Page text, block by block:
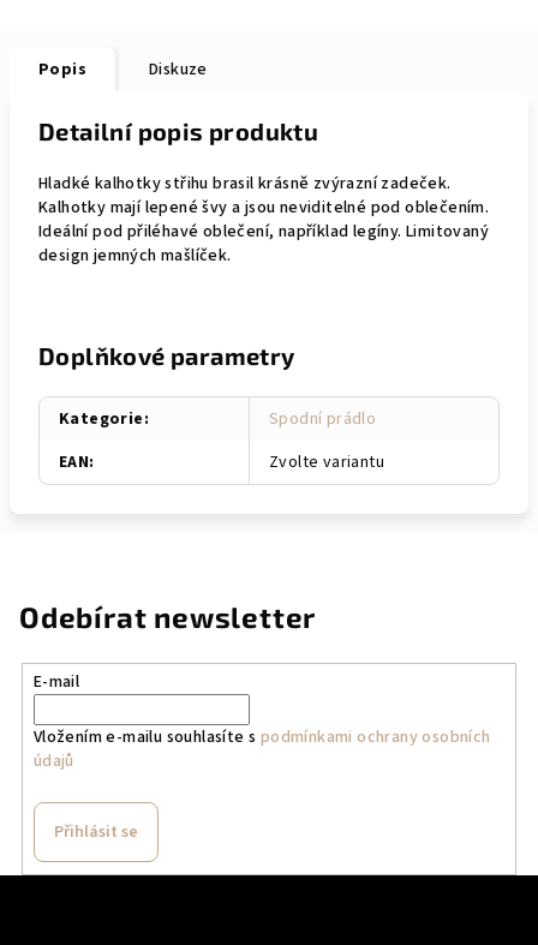
Popis Diskuze
Detailní popis produktu
Hladké kalhotky střihu brasil krásně zvýrazní zadeček.
Kalhotky mají lepené švy a jsou neviditelné pod oblečením.
Ideální pod přiléhavé oblečení, například legíny. Limitovaný
design jemných mašlíček.
Doplňkové parametry
Kategorie:
Spodní prádlo
EAN: Zvolte variantu
Odebírat newsletter
E-mail
Vložením e-mailu souhlasíte s podmínkami ochrany osobních
údajů
Přihlásit se